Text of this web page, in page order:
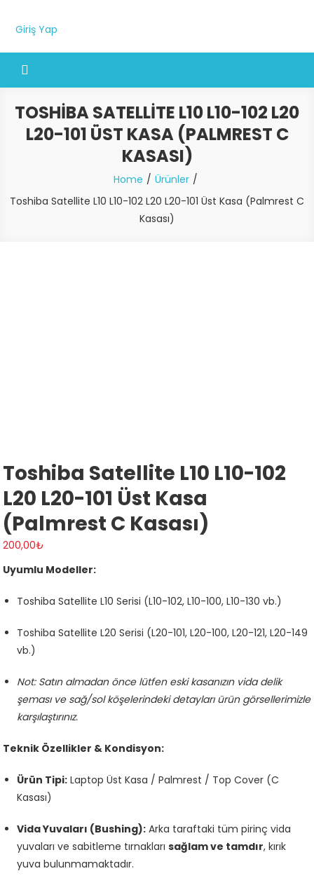
Giriş Yap
TOSHIBA SATELLITE L10 L10-102 L20
L20-101 ÜST KASA (PALMREST C
KASASI)
Home
Ürünler
Toshiba Satellite L10 L10-102 L20 L20-101 Üst Kasa (Palmrest C
Kasası)
Toshiba Satellite L10 L10-102
L20 L20-101 Üst Kasa
(Palmrest C Kasası)
200,00₺
Uyumlu Modeller:
Toshiba Satellite L10 Serisi (L10-102, L10-100, L10-130 vb.)
Toshiba Satellite L20 Serisi (L20-101, L20-100, L20-121, L20-149
vb.)
Not: Satın almadan önce lütfen eski kasanızın vida delik
şeması ve sağ/sol köşelerindeki detayları ürün görsellerimizle
karşılaştırınız.
Teknik Özellikler & Kondisyon:
Ürün Tipi: Laptop Üst Kasa / Palmrest / Top Cover (C
Kasası)
Vida Yuvaları (Bushing): Arka taraftaki tüm pirinç vida
yuvaları ve sabitleme tırnaklarısağlam ve tamdır, kırık
yuva bulunmamaktadır.